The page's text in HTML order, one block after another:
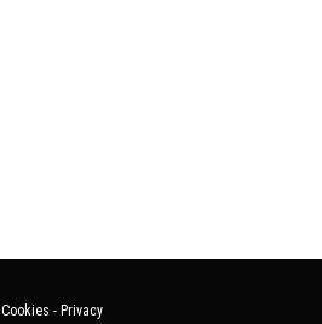
Cookies - Privacy